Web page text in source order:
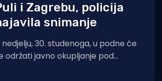
i Zagrebu, policija
snimanje
nedjelju, 30. studenoga, u podne će
održati javno okupljanje pod